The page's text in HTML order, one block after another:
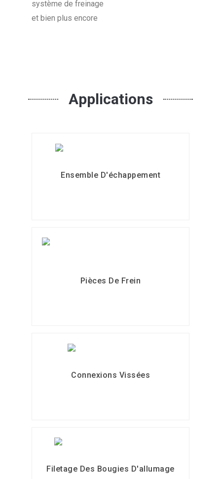
système de freinage
et bien plus encore
Applications
Ensemble D'échappement
Pièces De Frein
Connexions Vissées
Filetage Des Bougies D'allumage